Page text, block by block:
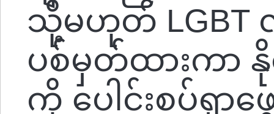
သို့မဟုတ်
ပစ်မှတ်ထားကာ
ကို ပေါင်းစပ်ရှ